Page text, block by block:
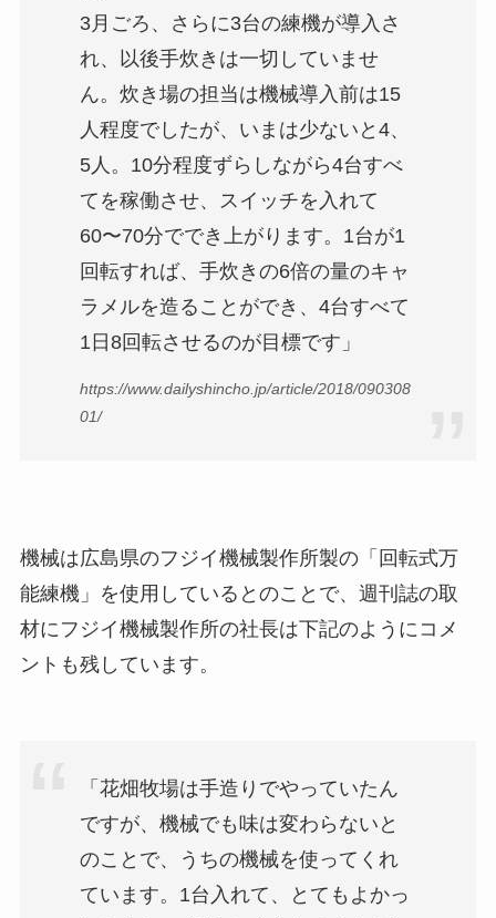
3月ごろ、さらに3台の練機が導入さ
れ、以後手炊きは一切していませ
ん。炊き場の担当は機械導入前は15
人程度でしたが、いまは少ないと4、
5人。10分程度ずらしながら4台すべ
てを稼働させ、スイッチを入れて
60〜70分ででき上がります。1台が1
回転すれば、手炊きの6倍の量のキャ
ラメルを造ることができ、4台すべて
1日8回転させるのが目標です」
https://www.dailyshincho.jp/article/2018/090308
01/
機械は広島県のフジイ機械製作所製の「回転式万
能練機」を使用しているとのことで、週刊誌の取
材にフジイ機械製作所の社長は下記のようにコメ
ントも残しています。
「花畑牧場は手造りでやっていたん
ですが、機械でも味は変わらないと
のことで、うちの機械を使ってくれ
ています。1台入れて、とてもよかっ